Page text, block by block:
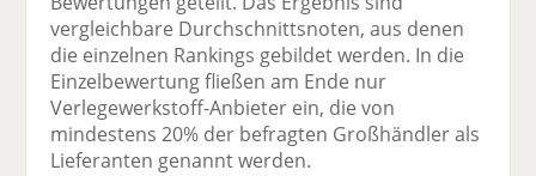
vergleichbare Durchschnittsnoten, aus denen
die einzelnen Rankings gebildet werden. In die
Einzelbewertung fließen am Ende nur
Verlegewerkstoff-Anbieter ein, die von
mindestens 20% der befragten Großhändler als
Lieferanten genannt werden.